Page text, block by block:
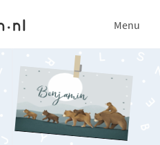
Menu